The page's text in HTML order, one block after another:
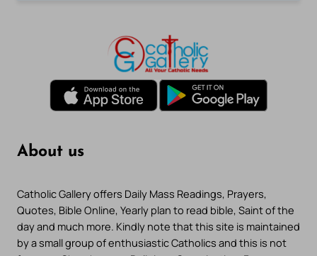
About us
Catholic Gallery offers Daily Mass Readings, Prayers,
Quotes, Bible Online, Yearly plan to read bible, Saint of the
day and much more. Kindly note that this site is maintained
by a small group of enthusiastic Catholics and this is not